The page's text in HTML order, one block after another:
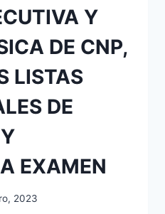
Y
DE CNP,
LISTAS
DE
EXAMEN
2023